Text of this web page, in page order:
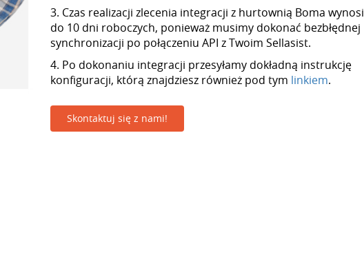
3. Czas realizacji zlecenia integracji z hurtownią Boma wynosi
do 10 dni roboczych, ponieważ musimy dokonać bezbłędnej
synchronizacji po połączeniu API z Twoim Sellasist.
4. Po dokonaniu integracji przesyłamy dokładną instrukcję
konfiguracji, którą znajdziesz również pod tym linkiem.
Skontaktuj się z nami!